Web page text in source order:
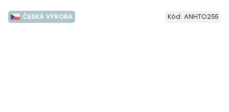
ČESKÁ VÝROBA Kód: ANHTO255